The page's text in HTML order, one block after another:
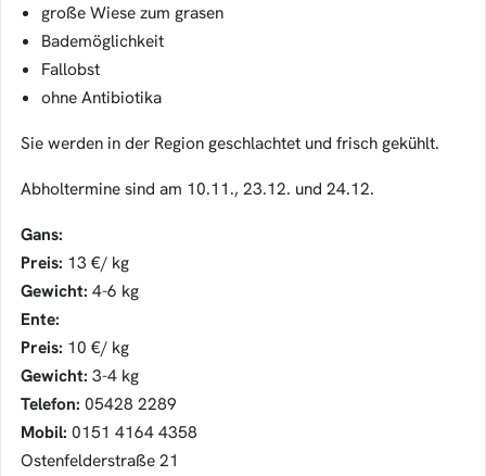
große Wiese zum grasen
Bademöglichkeit
Fallobst
ohne Antibiotika
Sie werden in der Region geschlachtet und frisch gekühlt.
Abholtermine sind am 10.11., 23.12. und 24.12.
Gans:
Preis: 13 €/ kg
Gewicht: 4-6 kg
Ente:
Preis: 10 €/ kg
Gewicht: 3-4 kg
Telefon: 05428 2289
Mobil: 0151 4164 4358
Ostenfelderstraße 21